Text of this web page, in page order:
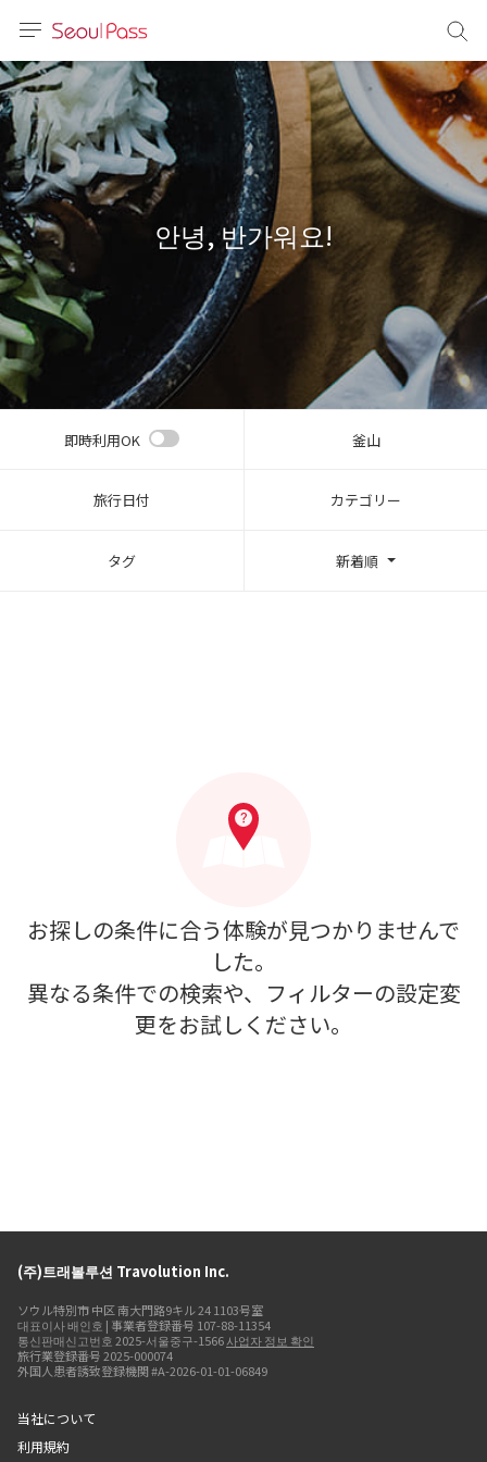
体)
文 (台灣)
안녕, 반가워요!
即時利用OK 釜山
旅行日付 カテゴリー
タグ 新着順
お探しの条件に合う体験が見つかりませんで
した。
異なる条件での検索や、フィルターの設定変
更をお試しください。
(주)트래볼루션 Travolution Inc.
ソウル特別市 中区 南大門路9キル 24 1103号室
대표이사 배인호 | 事業者登録番号 107-88-11354
통신판매신고번호 2025-서울중구-1566사업자 정보 확인
旅行業登録番号 2025-000074
外国人患者誘致登録機関 #A-2026-01-01-06849
当社について
利用規約